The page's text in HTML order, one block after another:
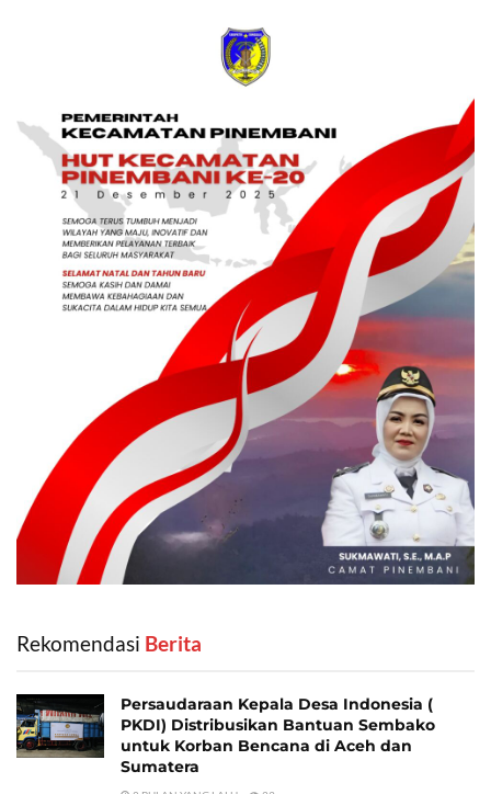
Rekomendasi ‎ Berita
Persaudaraan Kepala Desa Indonesia (
PKDI) Distribusikan Bantuan Sembako
untuk Korban Bencana di Aceh dan
Sumatera